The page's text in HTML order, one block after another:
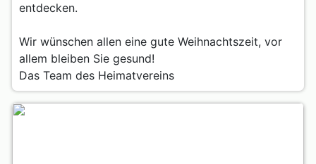
entdecken.
Wir wünschen allen eine gute Weihnachtszeit, vor
allem bleiben Sie gesund!
Das Team des Heimatvereins